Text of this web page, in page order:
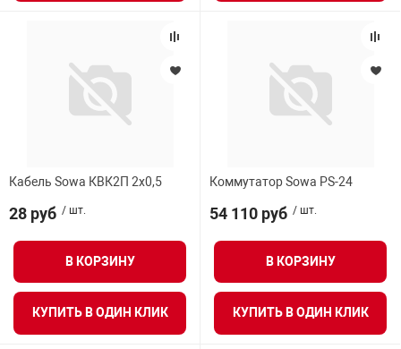
Кабель Sowa КВК2П 2х0,5
28 руб / шт.
В КОРЗИНУ
КУПИТЬ В ОДИН КЛИК
Коммутатор Sowa PS-24
54 110 руб / шт.
В КОРЗИНУ
КУПИТЬ В ОДИН КЛИК